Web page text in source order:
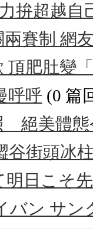
拚超越自
兩賽制 網
頂肥肚變
呼呼 (0 篇
絕美體態
谷街頭冰
日こそ
バン サ